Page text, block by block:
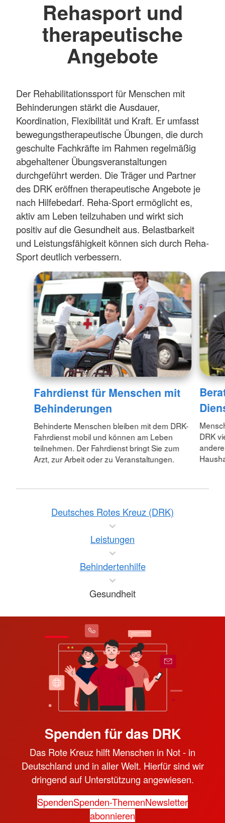
Rehasport und
therapeutische
Angebote
Der Rehabilitationssport für Menschen mit
Behinderungen stärkt die Ausdauer,
Koordination, Flexibilität und Kraft. Er umfasst
bewegungstherapeutische Übungen, die durch
geschulte Fachkräfte im Rahmen regelmäßig
abgehaltener Übungsveranstaltungen
durchgeführt werden. Die Träger und Partner
des DRK eröffnen therapeutische Angebote je
nach Hilfebedarf. Reha-Sport ermöglicht es,
aktiv am Leben teilzuhaben und wirkt sich
positiv auf die Gesundheit aus. Belastbarkeit
und Leistungsfähigkeit können sich durch Reha-
Sport deutlich verbessern.
Fahrdienst für Menschen mit
Behinderungen
Behinderte Menschen bleiben mit dem DRK-
Fahrdienst mobil und können am Leben
teilnehmen. Der Fahrdienst bringt Sie zum
Arzt, zur Arbeit oder zu Veranstaltungen.
DRK
Deutsches Rotes Kreuz (DRK)
Leistungen
Behindertenhilfe
Gesundheit
Spenden für das DRK
Das Rote Kreuz hilft Menschen in Not - in
Deutschland und in aller Welt. Hierfür sind wir
dringend auf Unterstützung angewiesen.
SpendenSpenden-ThemenNewsletter
abonnieren